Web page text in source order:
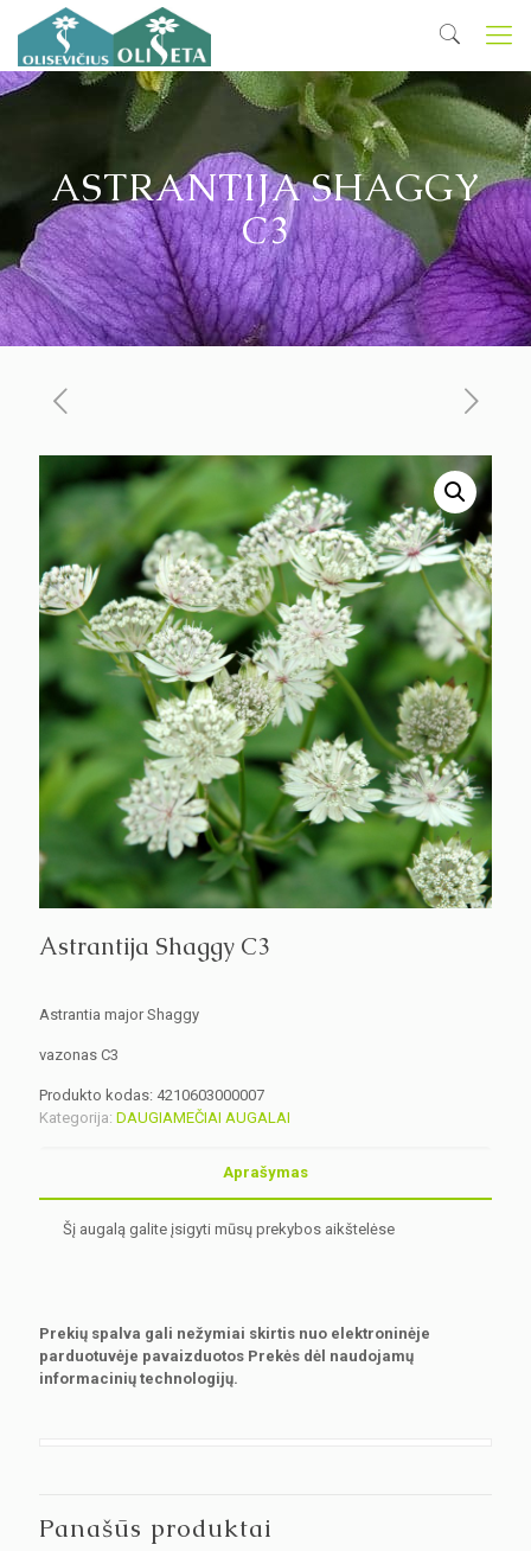
ASTRANTIJA SHAGGY
C3
Astrantija Shaggy C3
Astrantia major Shaggy
vazonas C3
Produkto kodas: 4210603000007
Kategorija: DAUGIAMEČIAI AUGALAI
Aprašymas
Šį augalą galite įsigyti mūsų prekybos aikštelėse
Prekių spalva gali nežymiai skirtis nuo elektroninėje
parduotuvėje pavaizduotos Prekės dėl naudojamų
informacinių technologijų.
Panašūs produktai